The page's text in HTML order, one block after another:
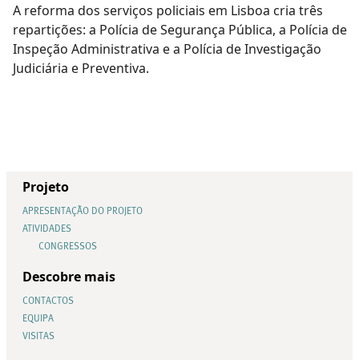
A reforma dos serviços policiais em Lisboa cria três
repartições: a Polícia de Segurança Pública, a Polícia de
Inspeção Administrativa e a Polícia de Investigação
Judiciária e Preventiva.
Projeto
APRESENTAÇÃO DO PROJETO
ATIVIDADES
CONGRESSOS
Descobre mais
CONTACTOS
EQUIPA
VISITAS